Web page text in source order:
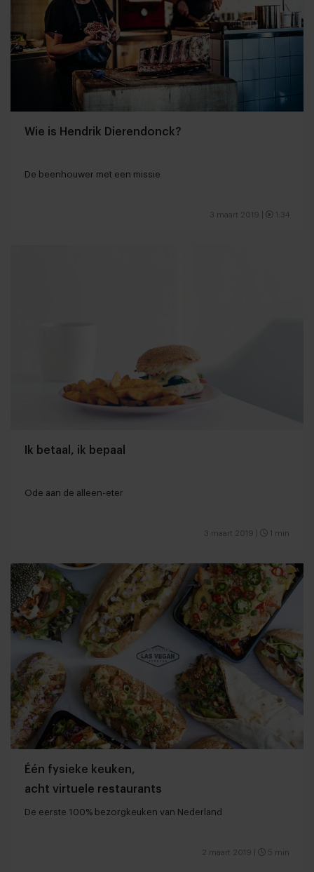
Wie is Hendrik Dierendonck?
De beenhouwer met een missie
3 maart 2019 1:34
Ik betaal, ik bepaal
Ode aan de alleen-eter
3 maart 2019 1 min
Één fysieke keuken,
acht virtuele restaurants
De eerste 100% bezorgkeuken van Nederland
2 maart 2019 5 min